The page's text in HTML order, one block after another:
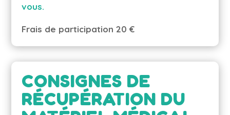
vous.
Frais de participation 20 €
CONSIGNES DE
RÉCUPÉRATION DU